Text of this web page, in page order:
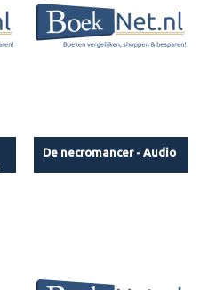
De necromancer - Audio